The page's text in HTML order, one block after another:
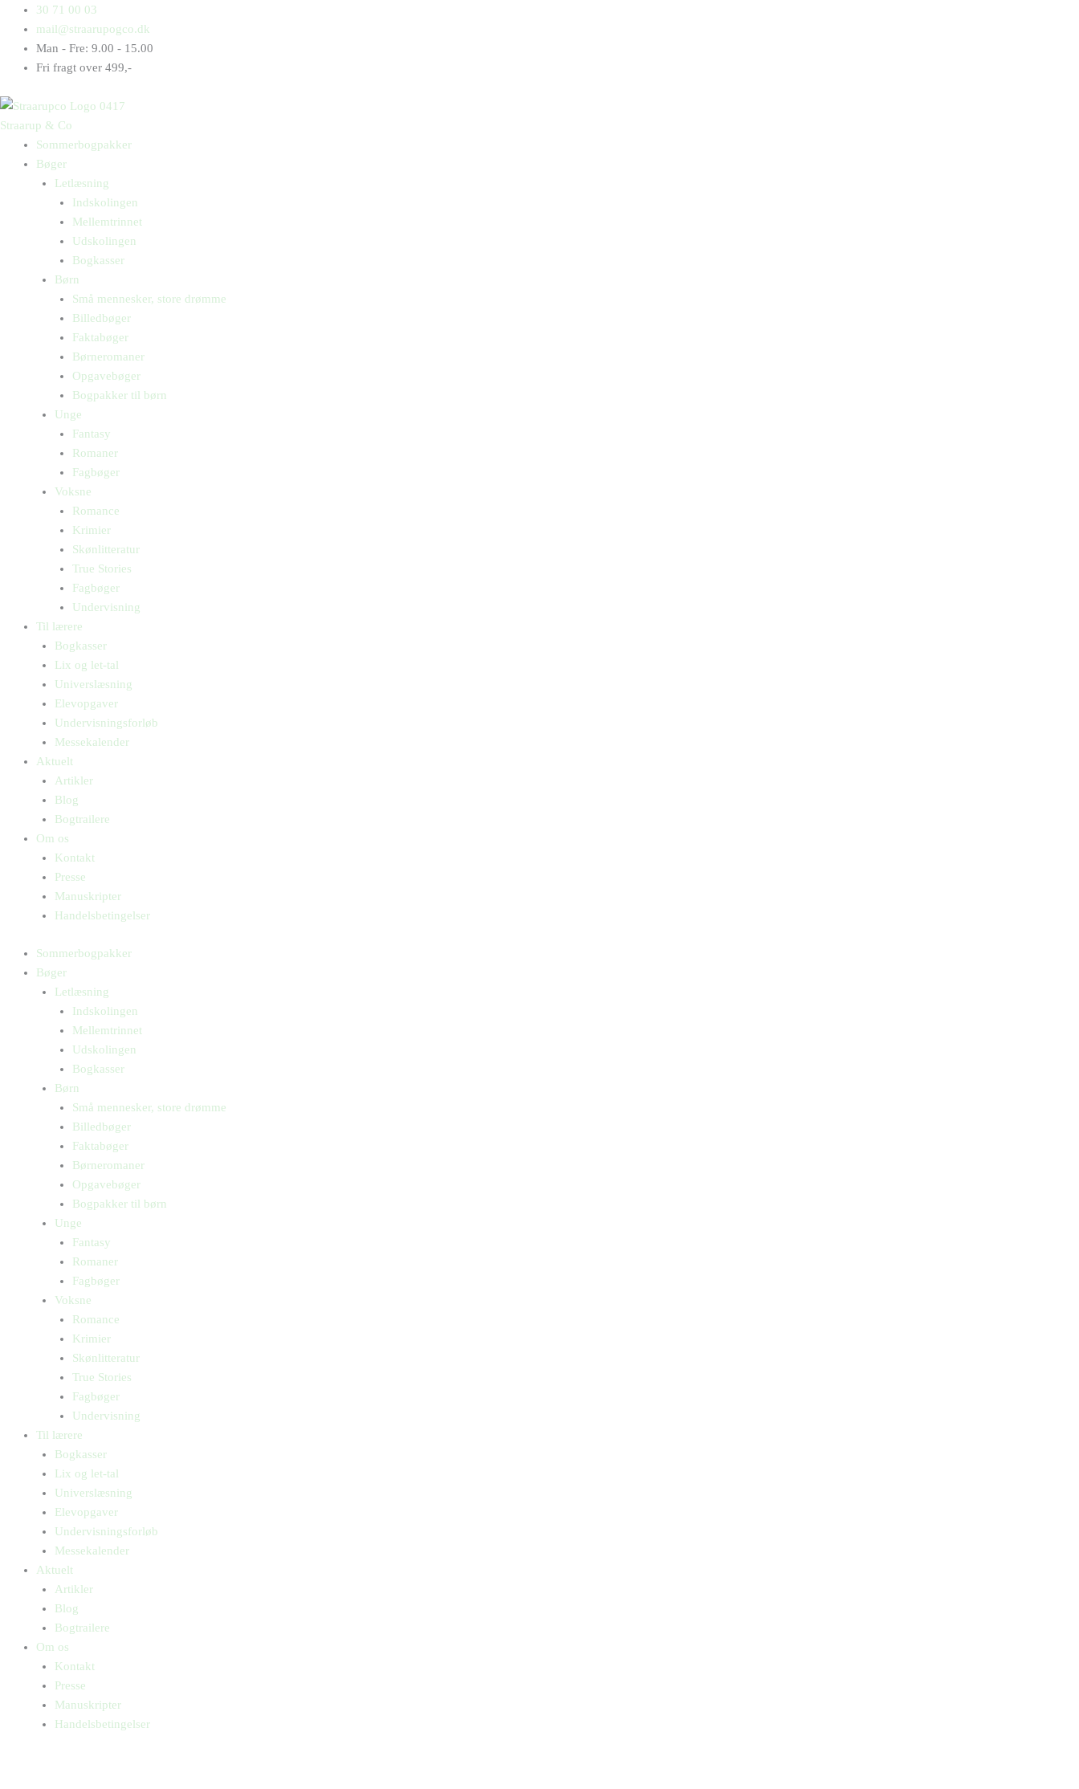
indholdet
30 71 00 03
mail@straarupogco.dk
Man - Fre: 9.00 - 15.00
Fri fragt over 499,-
Straarup & Co
Sommerbogpakker
Bøger
Letlæsning
Indskolingen
Mellemtrinnet
Udskolingen
Bogkasser
Børn
Små mennesker, store drømme
Billedbøger
Faktabøger
Børneromaner
Opgavebøger
Bogpakker til børn
Unge
Fantasy
Romaner
Fagbøger
Voksne
Romance
Krimier
Skønlitteratur
True Stories
Fagbøger
Undervisning
Til lærere
Bogkasser
Lix og let-tal
Universlæsning
Elevopgaver
Undervisningsforløb
Messekalender
Aktuelt
Artikler
Blog
Bogtrailere
Om os
Kontakt
Presse
Manuskripter
Handelsbetingelser
Sommerbogpakker
Bøger
Letlæsning
Indskolingen
Mellemtrinnet
Udskolingen
Bogkasser
Børn
Små mennesker, store drømme
Billedbøger
Faktabøger
Børneromaner
Opgavebøger
Bogpakker til børn
Unge
Fantasy
Romaner
Fagbøger
Voksne
Romance
Krimier
Skønlitteratur
True Stories
Fagbøger
Undervisning
Til lærere
Bogkasser
Lix og let-tal
Universlæsning
Elevopgaver
Undervisningsforløb
Messekalender
Aktuelt
Artikler
Blog
Bogtrailere
Om os
Kontakt
Presse
Manuskripter
Handelsbetingelser
Products
search
Products
search